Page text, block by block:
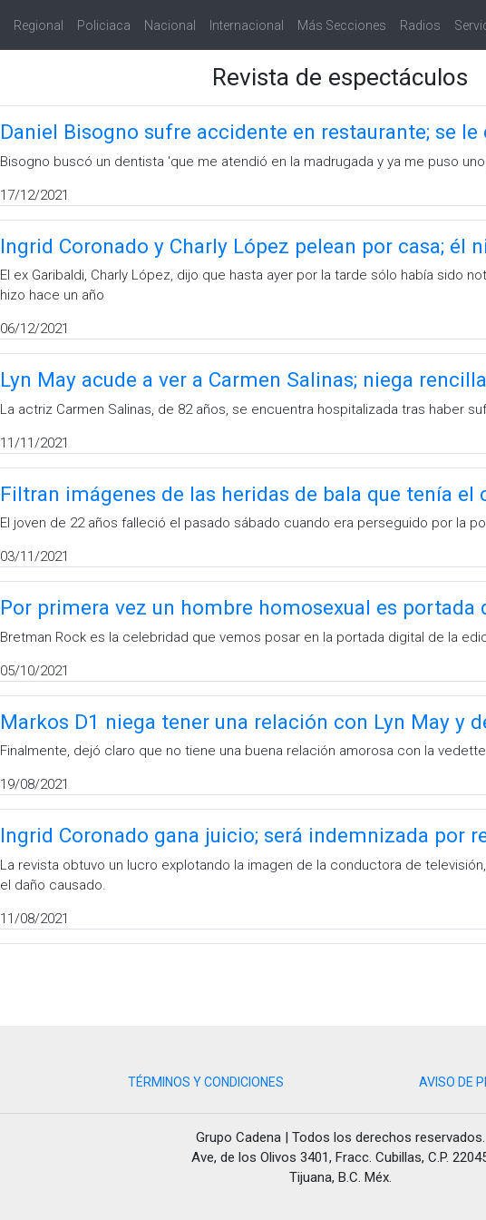
Regional Policiaca Nacional Internacional Más Secciones Radios
Revista de espectáculos
Daniel Bisogno sufre accidente en restaurante; se le
Bisogno buscó un dentista 'que me atendió en la madrugada y ya me puso
17/12/2021
Ingrid Coronado y Charly López pelean por casa; él
El ex Garibaldi, Charly López, dijo que hasta ayer por la tarde sólo había sido
hizo hace un año
06/12/2021
Lyn May acude a ver a Carmen Salinas; niega
La actriz Carmen Salinas, de 82 años, se encuentra hospitalizada tras haber
11/11/2021
Filtran imágenes de las heridas de bala que tenía el
El joven de 22 años falleció el pasado sábado cuando era perseguido por la
03/11/2021
Por primera vez un hombre homosexual es portada
Bretman Rock es la celebridad que vemos posar en la portada digital de la
05/10/2021
Markos D1 niega tener una relación con Lyn May y
Finalmente, dejó claro que no tiene una buena relación amorosa con la
19/08/2021
Ingrid Coronado gana juicio; será indemnizada por
La revista obtuvo un lucro explotando la imagen de la conductora de
el daño causado.
11/08/2021
TÉRMINOS Y CONDICIONES AVISO DE
Grupo Cadena | Todos los derechos reservados.
Ave, de los Olivos 3401, Fracc. Cubillas, C.P.
Tijuana, B.C. Méx.